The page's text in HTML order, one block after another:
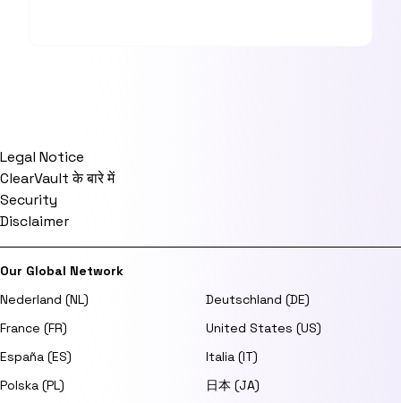
Legal Notice
ClearVault के बारे में
Security
Disclaimer
Our Global Network
Nederland (NL)
Deutschland (DE)
France (FR)
United States (US)
España (ES)
Italia (IT)
Polska (PL)
日本 (JA)